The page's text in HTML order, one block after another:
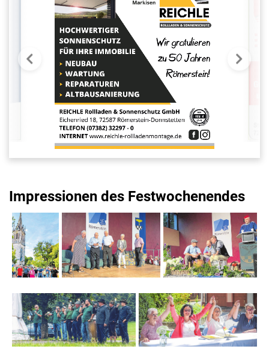
Impressionen des Festwochenendes